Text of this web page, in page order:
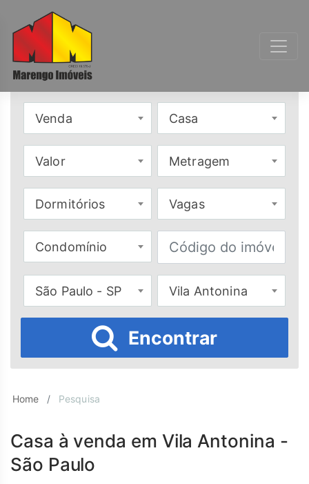
Venda Casa
Valor Metragem
Dormitórios Vagas
Condomínio
São Paulo - SP Vila Antonina
Encontrar
Home Pesquisa
Casa à venda em Vila Antonina -
São Paulo